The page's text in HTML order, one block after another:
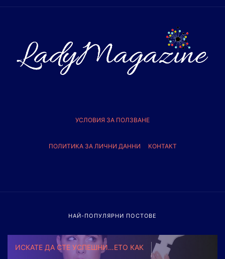
УСЛОВИЯ ЗА ПОЛЗВАНЕ
ПОЛИТИКА ЗА ЛИЧНИ ДАННИ КОНТАКТ
НАЙ-ПОПУЛЯРНИ ПОСТОВЕ
ИСКАТЕ ДА СТЕ УСПЕШНИ…ЕТО КАК